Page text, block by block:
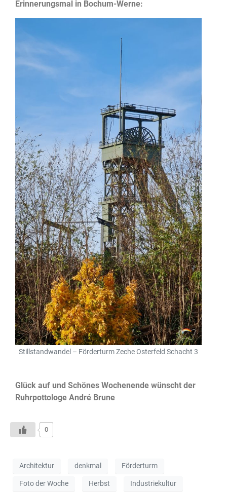
Erinnerungsmal in Bochum-Werne:
Stillstandwandel – Förderturm Zeche Osterfeld Schacht 3
Glück auf und Schönes Wochenende wünscht der
Ruhrpottologe André Brune
0
Architektur denkmal Förderturm
Foto der Woche Herbst Industriekultur